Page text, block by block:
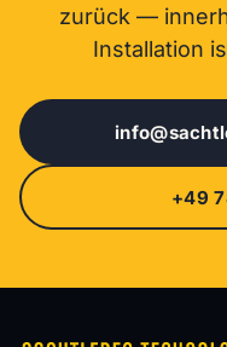
zurück —
Installation
+49